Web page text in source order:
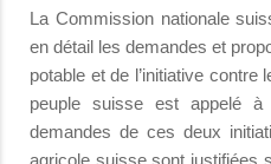
La Commission nationale
en détail les demandes et
potable et de l’initiative
peuple suisse est appelé
demandes de ces deux
agricole suisse sont justifiées